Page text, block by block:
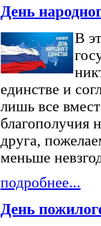
День
В
единстве и
лишь все
благополучия
друга,
меньше
подробнее...
День